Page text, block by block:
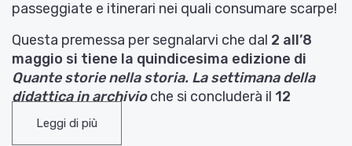
passeggiate e itinerari nei quali consumare scarpe!
Questa premessa per segnalarvi che dal 2 all’8
maggio si tiene la quindicesima edizione di
Quante storie nella storia. La settimana della
didattica in archivioche si concluderà il 12
maggio con il seminario “Vite in movimento”.
Una serie di eventi in cui si riversano molte delle
Leggi di più